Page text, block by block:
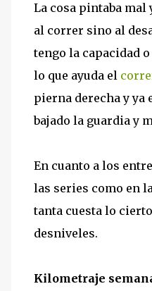
La cosa pintaba mal
al correr sino al
tengo la capacidad
lo que ayuda el
pierna derecha y ya
bajado la guardia y
En cuanto a los
las series como en
tanta cuesta lo
desniveles.
Kilometraje